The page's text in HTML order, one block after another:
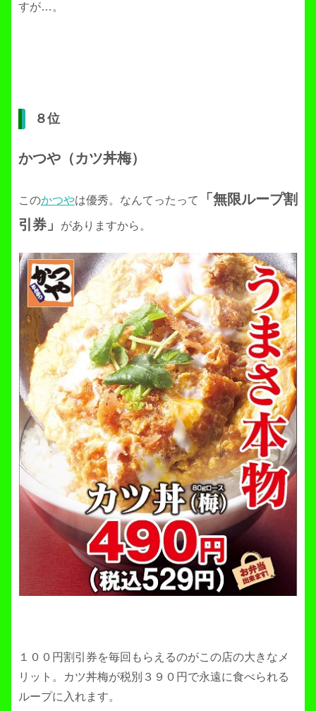
すが…。
８位
かつや（カツ丼梅）
このかつやは優秀。なんてったって
「無限ループ割
引券」
がありますから。
１００円割引券を毎回もらえるのがこの店の大きなメ
リット。カツ丼梅が税別３９０円で永遠に食べられる
ループに入れます。